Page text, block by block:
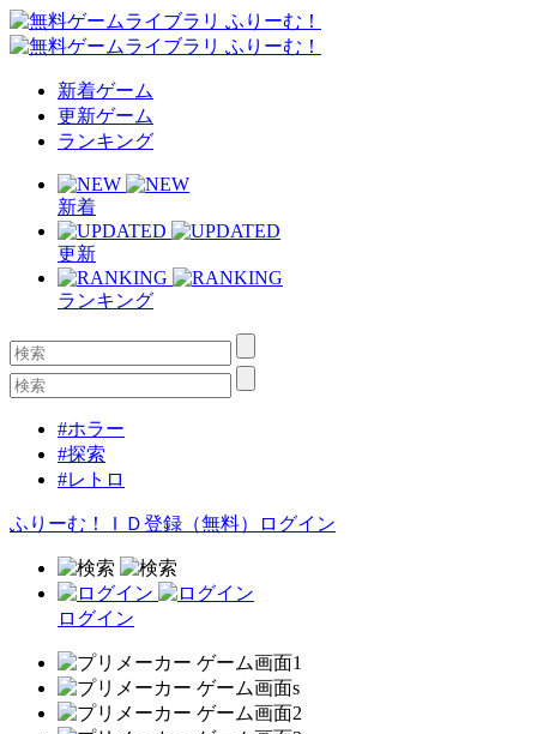
新着ゲーム
更新ゲーム
ランキング
新着
更新
ランキング
#ホラー
#探索
#レトロ
ふりーむ！ＩＤ登録（無料） ログイン
ログイン